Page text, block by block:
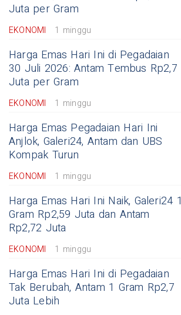
Juta per Gram
EKONOMI 1 minggu
Harga Emas Hari Ini di Pegadaian
30 Juli 2026: Antam Tembus Rp2,7
Juta per Gram
EKONOMI 1 minggu
Harga Emas Pegadaian Hari Ini
Anjlok, Galeri24, Antam dan UBS
Kompak Turun
EKONOMI 1 minggu
Harga Emas Hari Ini Naik, Galeri24 1
Gram Rp2,59 Juta dan Antam
Rp2,72 Juta
EKONOMI 1 minggu
Harga Emas Hari Ini di Pegadaian
Tak Berubah, Antam 1 Gram Rp2,7
Juta Lebih